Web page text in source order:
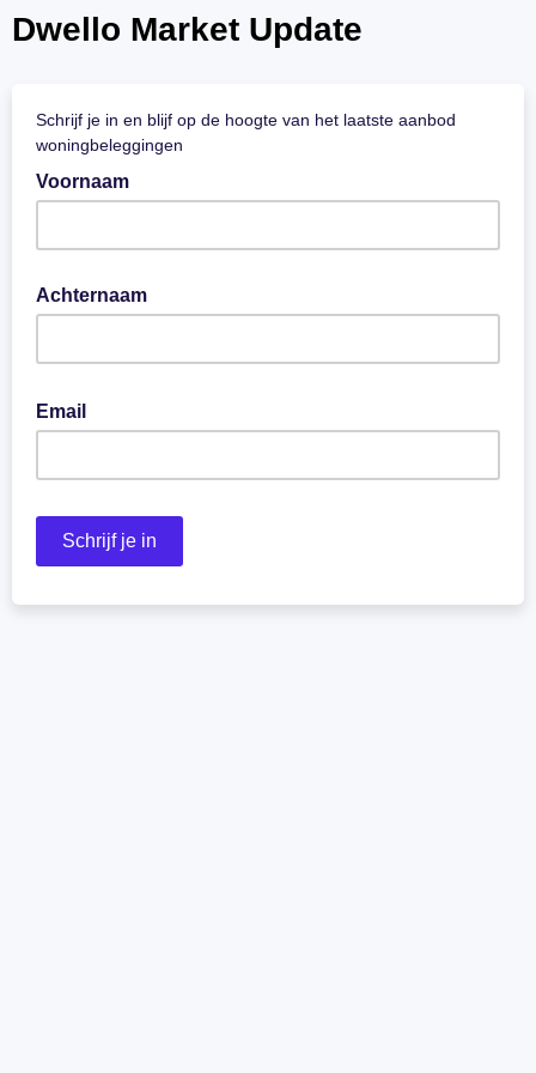
Dwello Market Update
Schrijf je in en blijf op de hoogte van het laatste aanbod
woningbeleggingen
Voornaam
Achternaam
Email